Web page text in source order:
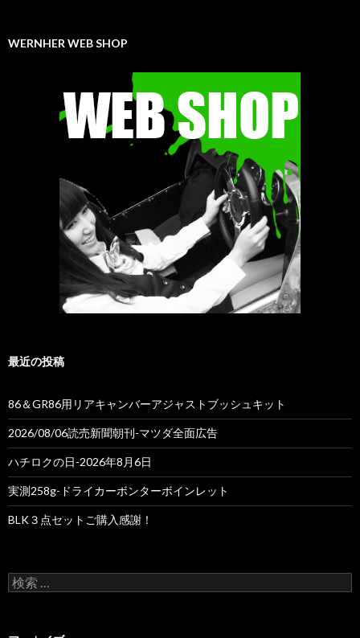
WERNHER WEB SHOP
最近の投稿
86＆GR86用リアキャンバーアジャストブッシュキット
2026/08/06読売新聞朝刊-マツダ全面広告
ハチロクの日-2026年8月6日
実測258g-ドライカーボンターボインレット
BLK３点セットご購入感謝！
検
索